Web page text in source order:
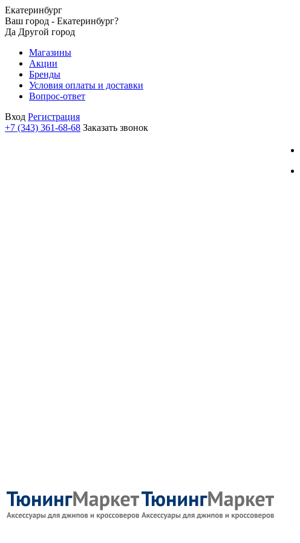
Екатеринбург
Ваш город - Екатеринбург?
Да Другой город
Магазины
Акции
Бренды
Условия оплаты и доставки
Вопрос-ответ
Вход Регистрация
+7 (343) 361-68-68 Заказать звонок